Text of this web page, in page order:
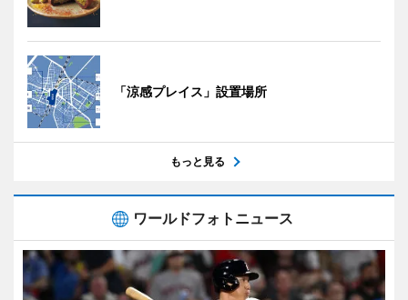
「涼感プレイス」設置場所
もっと見る
ワールドフォトニュース